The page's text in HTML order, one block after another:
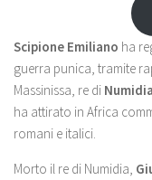
Scipione Emiliano ha
guerra punica, tramite
Massinissa, re di Numidia
ha attirato in Africa
romani e italici.
Morto il re di Numidia,